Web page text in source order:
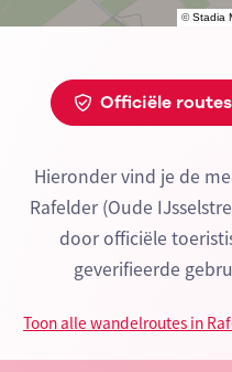
©Stadia
Officiële routes
Hieronder vind je de
Rafelder (Oude
door officiële
geverifieerde
Toon alle wandelroutes in